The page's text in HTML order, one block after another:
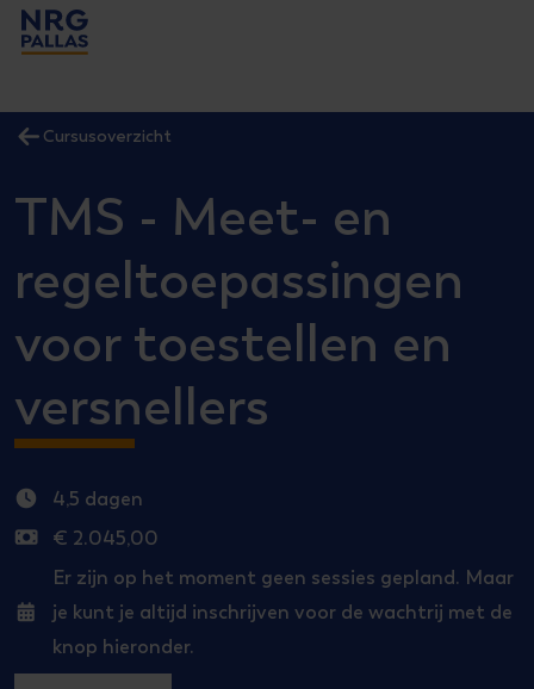
Cursusoverzicht
TMS - Meet- en
regeltoepassingen
voor toestellen en
versnellers
Uren
4,5 dagen
Salaris
€ 2.045,00
Start
Er zijn op het moment geen sessies gepland. Maar
je kunt je altijd inschrijven voor de wachtrij met de
knop hieronder.